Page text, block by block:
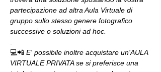
partecipazione ad altra Aula Virtuale di
gruppo sullo stesso genere fotografico
successive o soluzioni ad hoc.
💻📲 E' possibile inoltre acquistare un'AULA
VIRTUALE PRIVATA se si preferisce una